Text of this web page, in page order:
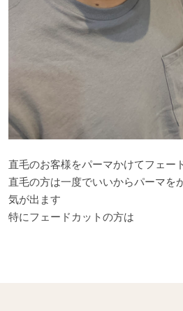
直毛のお客様をパーマかけてフェー
直毛の方は一度でいいからパーマを
気が出ます
特にフェードカットの方は